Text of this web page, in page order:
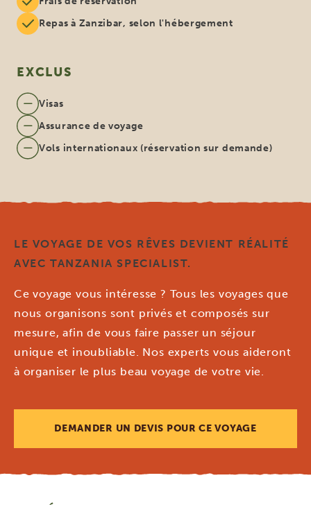
Repas à Zanzibar, selon l'hébergement
EXCLUS
Visas
Assurance de voyage
Vols internationaux (réservation sur demande)
LE VOYAGE DE VOS RÊVES DEVIENT RÉALITÉ
AVEC TANZANIA SPECIALIST.
Ce voyage vous intéresse ? Tous les voyages que
nous organisons sont privés et composés sur
mesure, afin de vous faire passer un séjour
unique et inoubliable. Nos experts vous aideront
à organiser le plus beau voyage de votre vie.
DEMANDER UN DEVIS POUR CE VOYAGE